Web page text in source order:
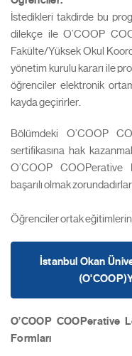
İstedikleri takdirde bu
dilekçe ile O’COOP
Fakülte/Yüksek Okul
yönetim kurulu kararı ile
öğrenciler elektronik
kayda geçirirler.
Bölümdeki O’COOP
sertifikasına hak
O’COOP COOPerative
başarılı olmak
Öğrenciler ortak
İstanbul Okan
O’COOP COOPerative
Formları